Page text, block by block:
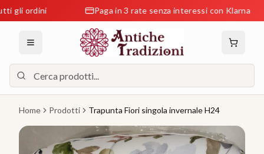
Paga in 3 rate senza interessi con Klarna
Home Prodotti Trapunta Fiori singola invernale H24